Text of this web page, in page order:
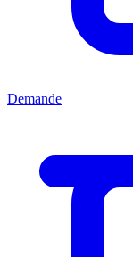
Demande